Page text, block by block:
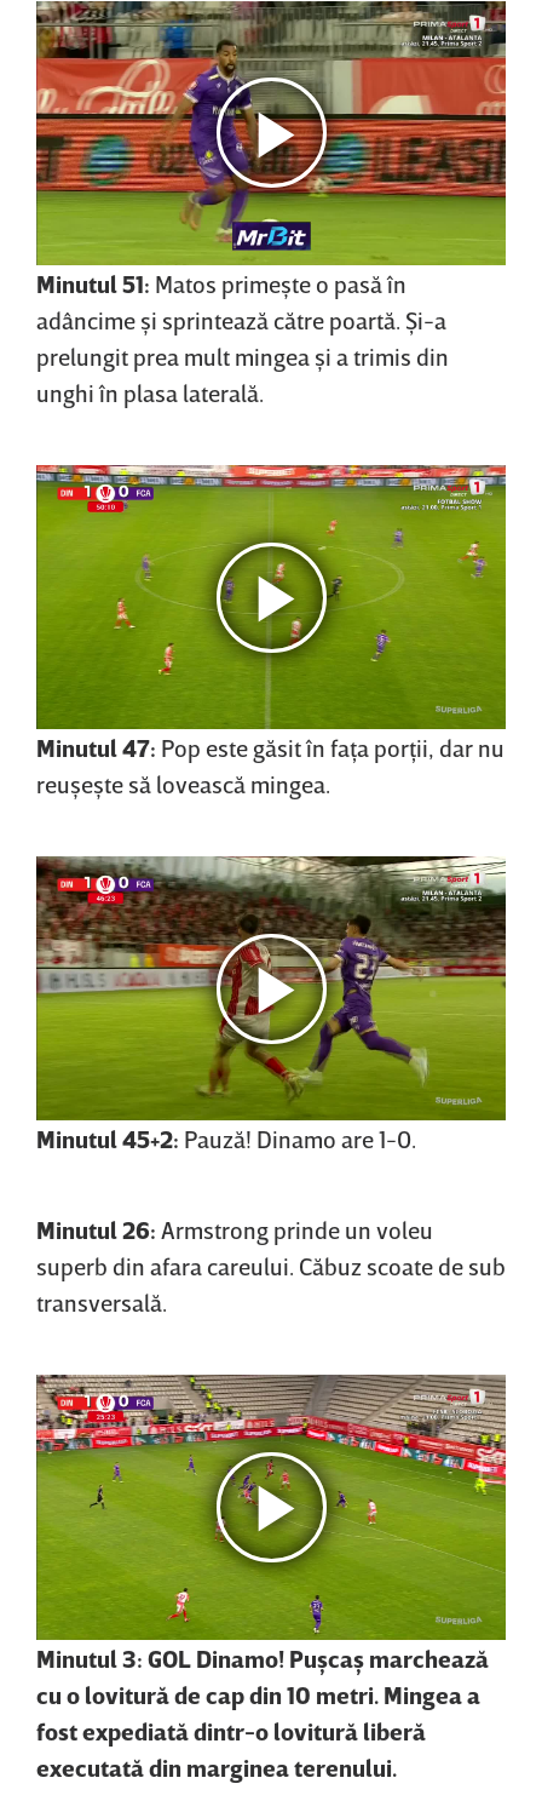
Minutul 51: Matos primeşte o pasă în
adâncime şi sprintează către poartă. Şi-a
prelungit prea mult mingea şi a trimis din
unghi în plasa laterală.
Minutul 47: Pop este găsit în faţa porţii, dar nu
reuşeşte să lovească mingea.
Minutul 45+2: Pauză! Dinamo are 1-0.
Minutul 26: Armstrong prinde un voleu
superb din afara careului. Căbuz scoate de sub
transversală.
Minutul 3: GOL Dinamo! Puşcaş marchează
cu o lovitură de cap din 10 metri. Mingea a
fost expediată dintr-o lovitură liberă
executată din marginea terenului.